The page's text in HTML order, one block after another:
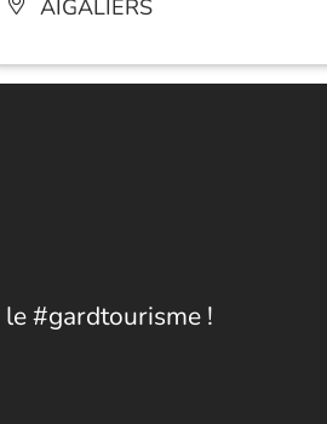
AIGALIERS
#gardtourisme !